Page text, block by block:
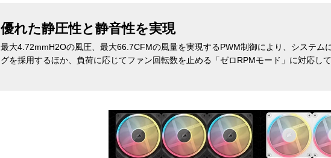
優れた静圧性と静音性を実現
最大4.72mmH2Oの風圧、最大66.7CFMの風量を実現するPWM制御により、システム
グを採用するほか、負荷に応じてファン回転数を止める「ゼロRPMモード」に対応し